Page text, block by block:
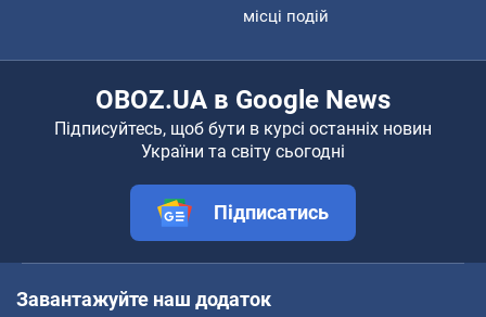
місці подій
OBOZ.UA в Google News
Підписуйтесь, щоб бути в курсі останніх новин
України та світу сьогодні
Підписатись
Завантажуйте наш додаток